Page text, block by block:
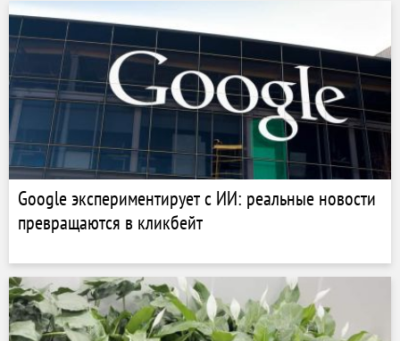
Google экспериментирует с ИИ: реальные новости
превращаются в кликбейт